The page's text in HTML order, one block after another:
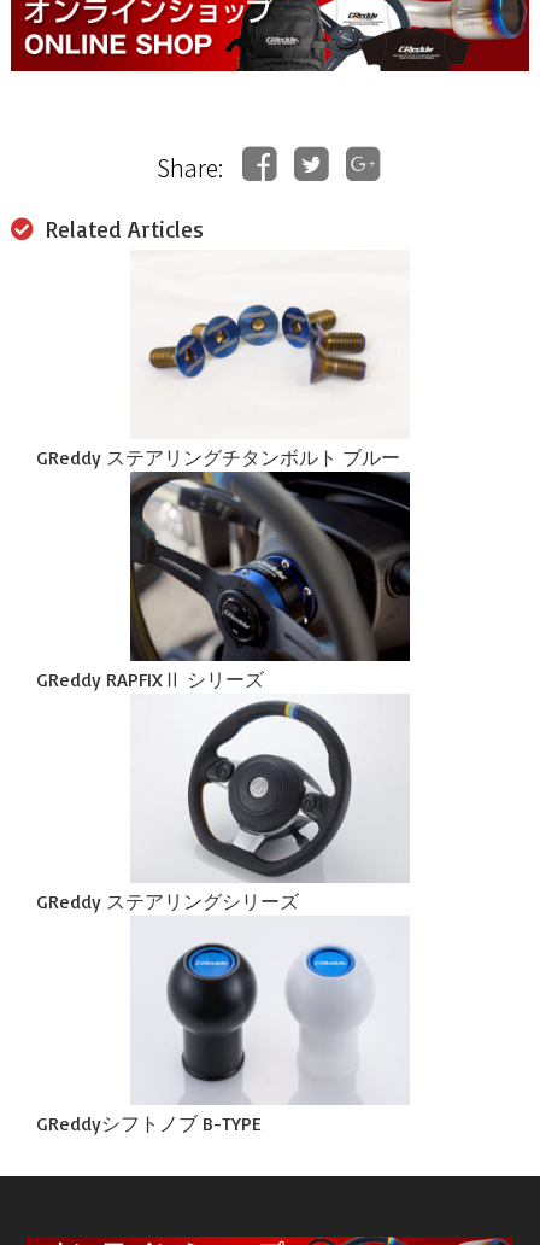
Share:
Related Articles
GReddy ステアリングチタンボルト ブルー
GReddy RAPFIXⅡ シリーズ
GReddy ステアリングシリーズ
GReddyシフトノブ B-TYPE